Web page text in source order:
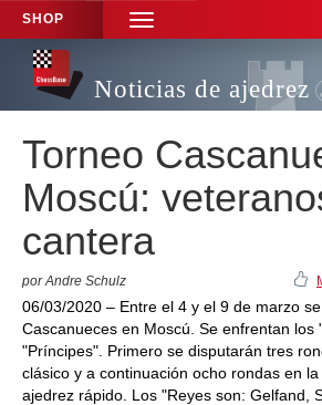
SHOP
TOGGLE
NAVIGATION
Noticias de ajedrez
Torneo
Moscú:
cantera
por Andre Schulz
06/03/2020 – Entre el 4 y el 9 de marzo
Cascanueces en Moscú. Se enfrentan los
"Príncipes". Primero se disputarán tres
clásico y a continuación ocho rondas en
ajedrez rápido. Los "Reyes son: Gelfand,